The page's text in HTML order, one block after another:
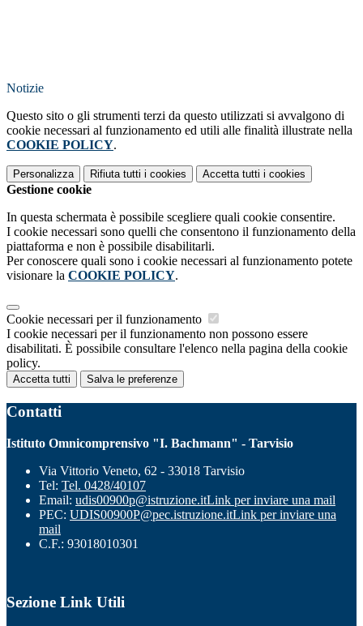
Notizie
Questo sito o gli strumenti terzi da questo utilizzati si avvalgono di
cookie necessari al funzionamento ed utili alle finalità illustrate nella
COOKIE POLICY.
Personalizza Rifiuta tutti i cookies Accetta tutti i cookies
Gestione cookie
In questa schermata è possibile scegliere quali cookie consentire.
I cookie necessari sono quelli che consentono il funzionamento della
piattaforma e non è possibile disabilitarli.
Per conoscere quali sono i cookie necessari al funzionamento potete
visionare la COOKIE POLICY.
Cookie necessari per il funzionamento
I cookie necessari per il funzionamento non possono essere
disabilitati. È possibile consultare l'elenco nella pagina della cookie
policy.
Accetta tutti Salva le preferenze
Contatti
Istituto Omnicomprensivo "I. Bachmann" - Tarvisio
Via Vittorio Veneto, 62 - 33018 Tarvisio
Tel: Tel. 0428/40107
Email: udis00900p@istruzione.itLink per inviare una mail
PEC: UDIS00900P@pec.istruzione.itLink per inviare una
mail
C.F.: 93018010301
Sezione Link Utili